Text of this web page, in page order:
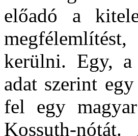
előadó a
kerülni. Egy, a
adat szerint
fel egy
Kossuth-